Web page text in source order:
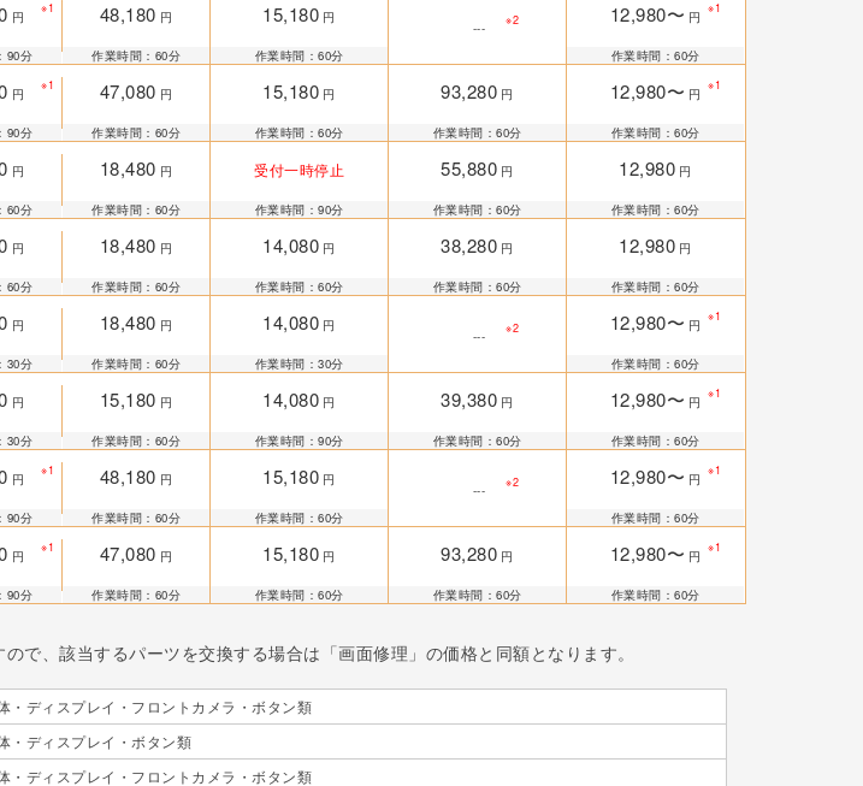
円
※1
90分
48,180 円
作業時間：60分
15,180 円
作業時間：60分
--- ※2 12,980〜 円
※1
作業時間：60分
円
※1
90分
47,080 円
作業時間：60分
15,180 円
作業時間：60分
93,280 円
作業時間：60分
12,980〜 円
※1
作業時間：60分
円
60分
18,480 円
作業時間：60分
受付一時停止
作業時間：90分
55,880 円
作業時間：60分
12,980 円
作業時間：60分
円
60分
18,480 円
作業時間：60分
14,080 円
作業時間：60分
38,280 円
作業時間：60分
12,980 円
作業時間：60分
円
30分
18,480 円
作業時間：60分
14,080 円
作業時間：30分
--- ※2 12,980〜 円
※1
作業時間：60分
円
30分
15,180 円
作業時間：60分
14,080 円
作業時間：90分
39,380 円
作業時間：60分
12,980〜 円
※1
作業時間：60分
円
※1
90分
48,180 円
作業時間：60分
15,180 円
作業時間：60分
--- ※2 12,980〜 円
※1
作業時間：60分
円
※1
90分
47,080 円
作業時間：60分
15,180 円
作業時間：60分
93,280 円
作業時間：60分
12,980〜 円
※1
作業時間：60分
で、該当するパーツを交換する場合は「画面修理」の価格と同額となります。
・ディスプレイ・フロントカメラ・ボタン類
・ディスプレイ・ボタン類
・ディスプレイ・フロントカメラ・ボタン類